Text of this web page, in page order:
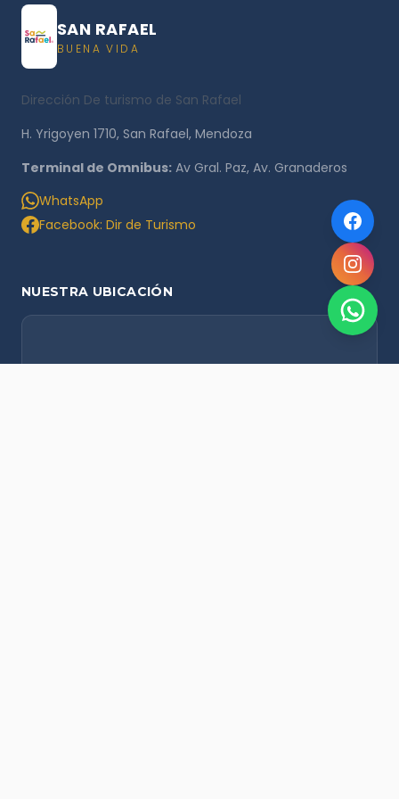
SAN RAFAEL
BUENA VIDA
Dirección De turismo de San Rafael
H. Yrigoyen 1710, San Rafael, Mendoza
Terminal de Omnibus: Av Gral. Paz, Av. Granaderos
WhatsApp
Facebook: Dir de Turismo
NUESTRA UBICACIÓN